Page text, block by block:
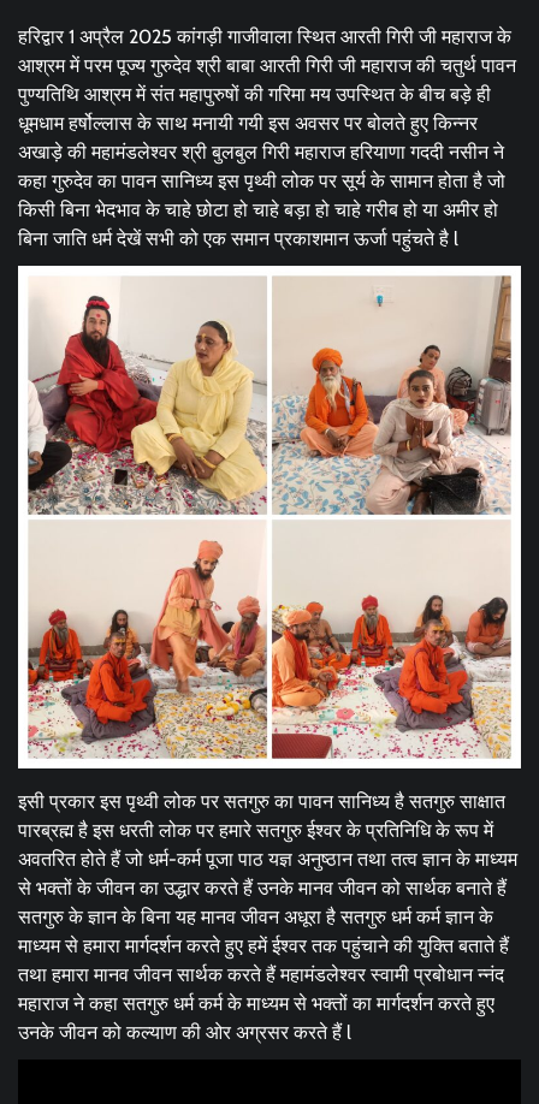
हरिद्वार 1 अप्रैल 2025 कांगड़ी गाजीवाला स्थित आरती गिरी जी महाराज के
आश्रम में परम पूज्य गुरुदेव श्री बाबा आरती गिरी जी महाराज की चतुर्थ पावन
पुण्यतिथि आश्रम में संत महापुरुषों की गरिमा मय उपस्थित के बीच बड़े ही
धूमधाम हर्षोल्लास के साथ मनायी गयी इस अवसर पर बोलते हुए किन्नर
अखाड़े की महामंडलेश्वर श्री बुलबुल गिरी महाराज हरियाणा गददी नसीन ने
कहा गुरुदेव का पावन सानिध्य इस पृथ्वी लोक पर सूर्य के सामान होता है जो
किसी बिना भेदभाव के चाहे छोटा हो चाहे बड़ा हो चाहे गरीब हो या अमीर हो
बिना जाति धर्म देखें सभी को एक समान प्रकाशमान ऊर्जा पहुंचते है l
इसी प्रकार इस पृथ्वी लोक पर सतगुरु का पावन सानिध्य है सतगुरु साक्षात
पारब्रह्म है इस धरती लोक पर हमारे सतगुरु ईश्वर के प्रतिनिधि के रूप में
अवतरित होते हैं जो धर्म-कर्म पूजा पाठ यज्ञ अनुष्ठान तथा तत्व ज्ञान के माध्यम
से भक्तों के जीवन का उद्धार करते हैं उनके मानव जीवन को सार्थक बनाते हैं
सतगुरु के ज्ञान के बिना यह मानव जीवन अधूरा है सतगुरु धर्म कर्म ज्ञान के
माध्यम से हमारा मार्गदर्शन करते हुए हमें ईश्वर तक पहुंचाने की युक्ति बताते हैं
तथा हमारा मानव जीवन सार्थक करते हैं महामंडलेश्वर स्वामी प्रबोधान न्नंद
महाराज ने कहा सतगुरु धर्म कर्म के माध्यम से भक्तों का मार्गदर्शन करते हुए
उनके जीवन को कल्याण की ओर अग्रसर करते हैं l